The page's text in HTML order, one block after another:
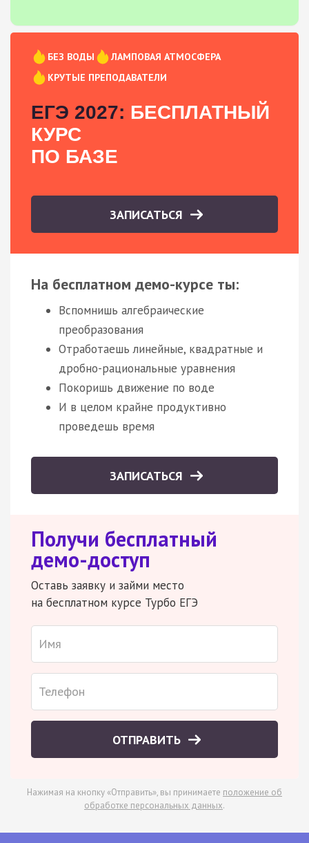
БЕЗ ВОДЫ
ЛАМПОВАЯ АТМОСФЕРА
КРУТЫЕ ПРЕПОДАВАТЕЛИ
ЕГЭ 2027: БЕСПЛАТНЫЙ
КУРС
ПО БАЗЕ
ЗАПИСАТЬСЯ
На бесплатном демо-курсе ты:
Вспомнишь алгебраические
преобразования
Отработаешь линейные, квадратные и
дробно-рациональные уравнения
Покоришь движение по воде
И в целом крайне продуктивно
проведешь время
ЗАПИСАТЬСЯ
Получи бесплатный
демо-доступ
Оставь заявку и займи место
на бесплатном курсе Турбо ЕГЭ
ОТПРАВИТЬ
Нажимая на кнопку «Отправить», вы принимаете положение об
обработке персональных данных.